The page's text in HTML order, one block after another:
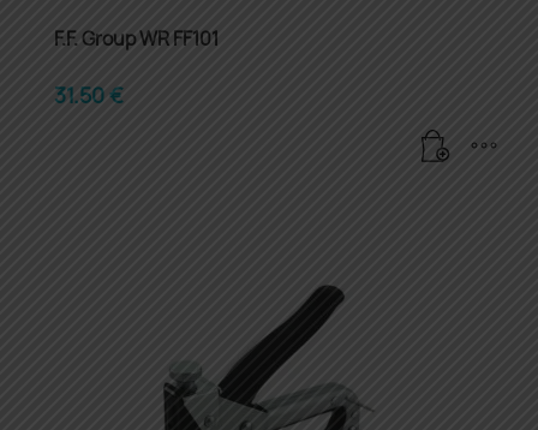
F.F. Group WR FF101
31.50€